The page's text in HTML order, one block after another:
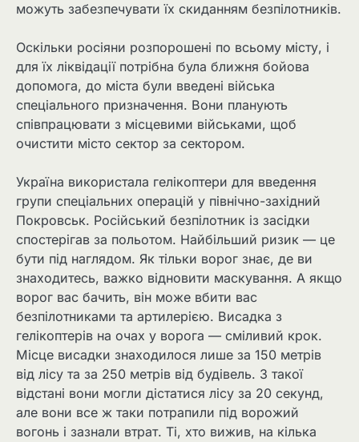
можуть забезпечувати їх скиданням безпілотників.
Оскільки росіяни розпорошені по всьому місту, і
для їх ліквідації потрібна була ближня бойова
допомога, до міста були введені війська
спеціального призначення. Вони планують
співпрацювати з місцевими військами, щоб
очистити місто сектор за сектором.
Україна використала гелікоптери для введення
групи спеціальних операцій у північно-західний
Покровськ. Російський безпілотник із засідки
спостерігав за польотом. Найбільший ризик — це
бути під наглядом. Як тільки ворог знає, де ви
знаходитесь, важко відновити маскування. А якщо
ворог вас бачить, він може вбити вас
безпілотниками та артилерією. Висадка з
гелікоптерів на очах у ворога — сміливий крок.
Місце висадки знаходилося лише за 150 метрів
від лісу та за 250 метрів від будівель. З такої
відстані вони могли дістатися лісу за 20 секунд,
але вони все ж таки потрапили під ворожий
вогонь і зазнали втрат. Ті, хто вижив, на кілька